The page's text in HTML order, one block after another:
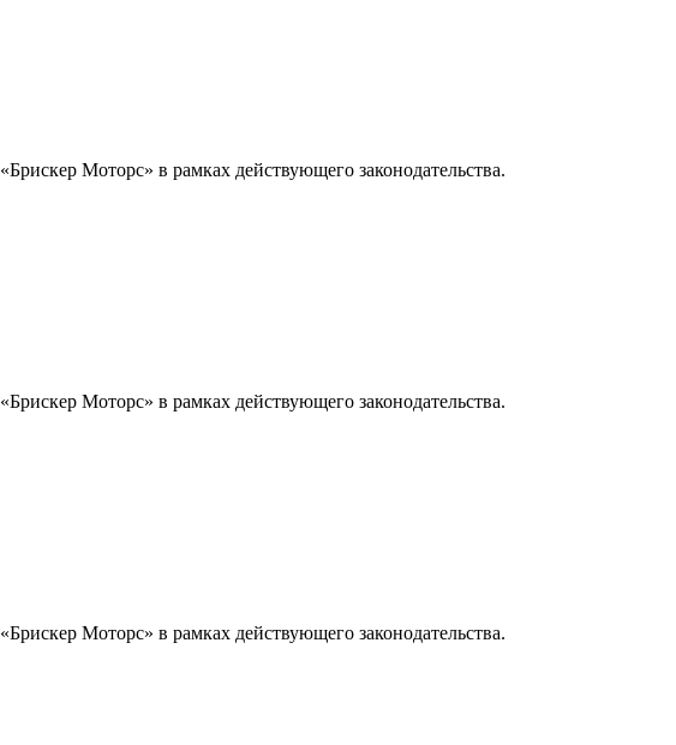
«Брискер Моторс» в рамках действующего законодательства.
«Брискер Моторс» в рамках действующего законодательства.
«Брискер Моторс» в рамках действующего законодательства.